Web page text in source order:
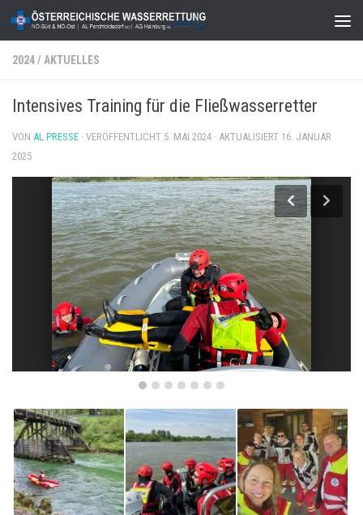
Zum Inhalt springen
2024/ AKTUELLES
Intensives Training für die Fließwasserretter
VON AL PRESSE · VERÖFFENTLICHT 5. MAI 2024 · AKTUALISIERT 16. JANUAR
2025